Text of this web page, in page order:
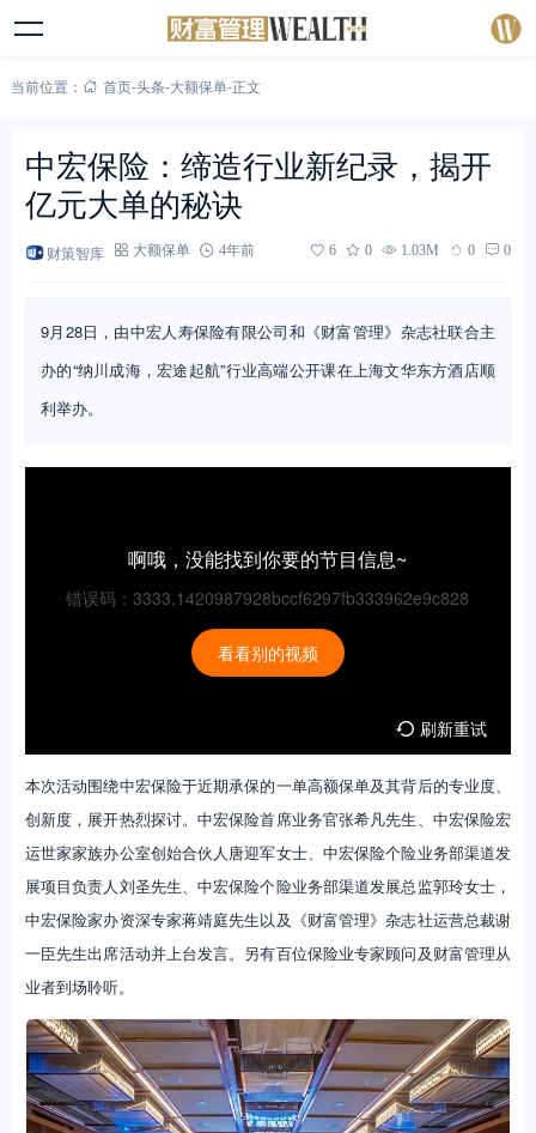
当前位置： 首页-头条-大额保单-正文
中宏保险：缔造行业新纪录，揭开
亿元大单的秘诀
财策智库 大额保单 4年前 6 0 1.03M 0 0
9月28日，由中宏人寿保险有限公司和《财富管理》杂志社联合主
办的“纳川成海，宏途起航”行业高端公开课在上海文华东方酒店顺
利举办。
啊哦，没能找到你要的节目信息~
错误码：3333,1420987928bccf6297fb333962e9c828
看看别的视频
刷新重试
本次活动围绕中宏保险于近期承保的一单高额保单及其背后的专业度、
创新度，展开热烈探讨。中宏保险首席业务官张希凡先生、中宏保险宏
运世家家族办公室创始合伙人唐迎军女士、中宏保险个险业务部渠道发
展项目负责人刘圣先生、中宏保险个险业务部渠道发展总监郭玲女士，
中宏保险家办资深专家蒋靖庭先生以及《财富管理》杂志社运营总裁谢
一臣先生出席活动并上台发言。另有百位保险业专家顾问及财富管理从
业者到场聆听。